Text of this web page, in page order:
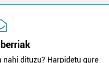
nahi dituzu? Harpidetu gure